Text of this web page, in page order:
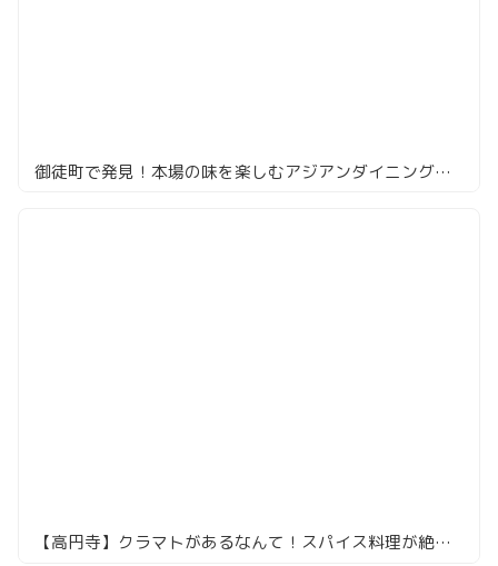
御徒町で発見！本場の味を楽しむアジアンダイニング、本格ネパールカレーと酒を堪能
【高円寺】クラマトがあるなんて！スパイス料理が絶品！「この一杯のために。」が最高すぎる